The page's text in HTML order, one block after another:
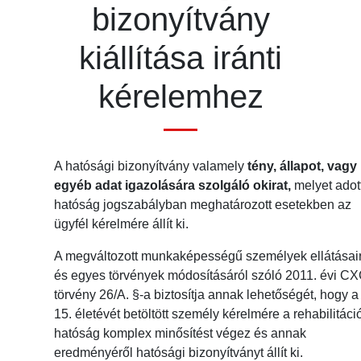
bizonyítvány
kiállítása iránti
kérelemhez
A hatósági bizonyítvány valamelytény, állapot, vagy
egyéb adat igazolására szolgáló okirat, melyet
hatóság jogszabályban meghatározott esetekben az
ügyfél kérelmére állít ki.
A megváltozott munkaképességű személyek
és egyes törvények módosításáról szóló 2011. évi
törvény 26/A. §-a biztosítja annak lehetőségét, hogy a
15. életévét betöltött személy kérelmére a
hatóság komplex minősítést végez és annak
eredményéről hatósági bizonyítványt állít ki.